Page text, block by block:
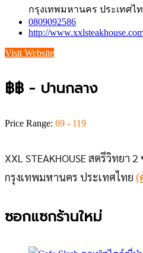
กรุงเทพมหานคร ประเทศไ
0809092586
http://
Visit Website
฿฿ - ปานกลาง
Price Range: 69 - 119
XXL STEAKHOUSE สตรีวิทยา
กรุงเทพมหานคร ประเทศไทย (
ซอกแซกร้านใหม่